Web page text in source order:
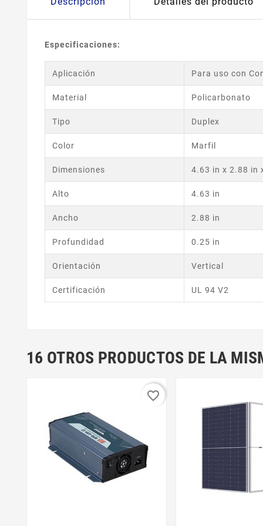
Especificaciones:
Aplicación Para uso con
Material Policarbonato
Tipo Duplex
Color Marfil
Dimensiones 4.63 in x 2.88 in
Alto 4.63 in
Ancho 2.88 in
Profundidad 0.25 in
Orientación Vertical
Certificación UL 94 V2
16 OTROS PRODUCTOS DE LA
favorite_border